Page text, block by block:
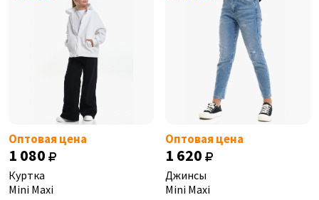
Оптовая цена
1 080
Куртка
Mini Maxi
Оптовая цена
1 620
Джинсы
Mini Maxi